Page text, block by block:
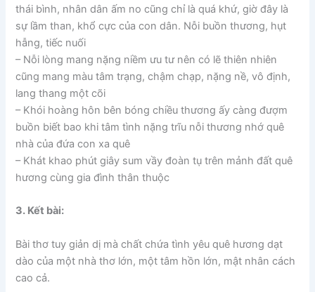
thái bình, nhân dân ấm no cũng chỉ là quá khứ, giờ đây là
sự lầm than, khổ cực của con dân. Nỗi buồn thương, hụt
hẫng, tiếc nuối
– Nỗi lòng mang nặng niềm ưu tư nên có lẽ thiên nhiên
cũng mang màu tâm trạng, chậm chạp, nặng nề, vô định,
lang thang một cõi
– Khói hoàng hôn bên bóng chiều thương ấy càng đượm
buồn biết bao khi tâm tình nặng trĩu nỗi thương nhớ quê
nhà của đứa con xa quê
– Khát khao phút giây sum vầy đoàn tụ trên mảnh đất quê
hương cùng gia đình thân thuộc
3. Kết bài:
Bài thơ tuy giản dị mà chất chứa tình yêu quê hương dạt
dào của một nhà thơ lớn, một tâm hồn lớn, mật nhân cách
cao cả.